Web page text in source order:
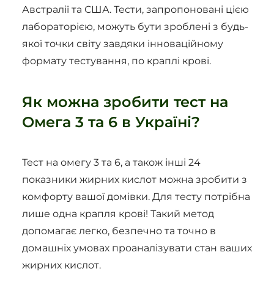
Австралії та США. Тести, запропоновані цією
лабораторією, можуть бути зроблені з будь-
якої точки світу завдяки інноваційному
формату тестування, по краплі крові.
Як можна зробити тест на
Омега 3 та 6 в Україні?
Тест на омегу 3 та 6, а також інші 24
показники жирних кислот можна зробити з
комфорту вашої домівки. Для тесту потрібна
лише одна крапля крові! Такий метод
допомагає легко, безпечно та точно в
домашніх умовах проаналізувати стан ваших
жирних кислот.